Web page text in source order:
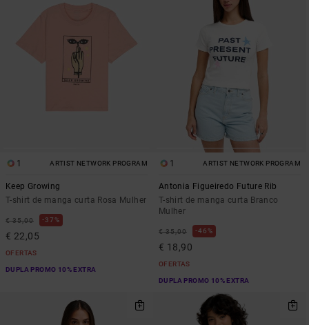
1 ARTIST NETWORK PROGRAM
Keep Growing
T-shirt de manga curta Rosa Mulher
€ 35,00 37%
€ 22,05
OFERTAS
DUPLA PROMO 10% EXTRA
1 ARTIST NETWORK PROGRAM
Antonia Figueiredo Future Rib
T-shirt de manga curta Branco
Mulher
€ 35,00 46%
€ 18,90
OFERTAS
DUPLA PROMO 10% EXTRA